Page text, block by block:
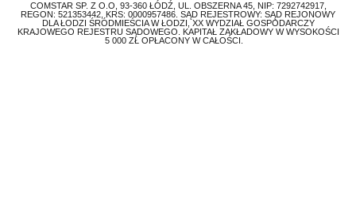
COMSTAR SP. Z O.O, 93-360 ŁÓDŹ, UL. OBSZERNA 45, NIP: 7292742917,
REGON: 521353442, KRS: 0000957486. SĄD REJESTROWY: SĄD REJONOWY
DLA ŁODZI ŚRÓDMIEŚCIA W ŁODZI, XX WYDZIAŁ GOSPODARCZY
KRAJOWEGO REJESTRU SĄDOWEGO. KAPITAŁ ZAKŁADOWY W WYSOKOŚCI
5 000 ZŁ OPŁACONY W CAŁOŚCI.